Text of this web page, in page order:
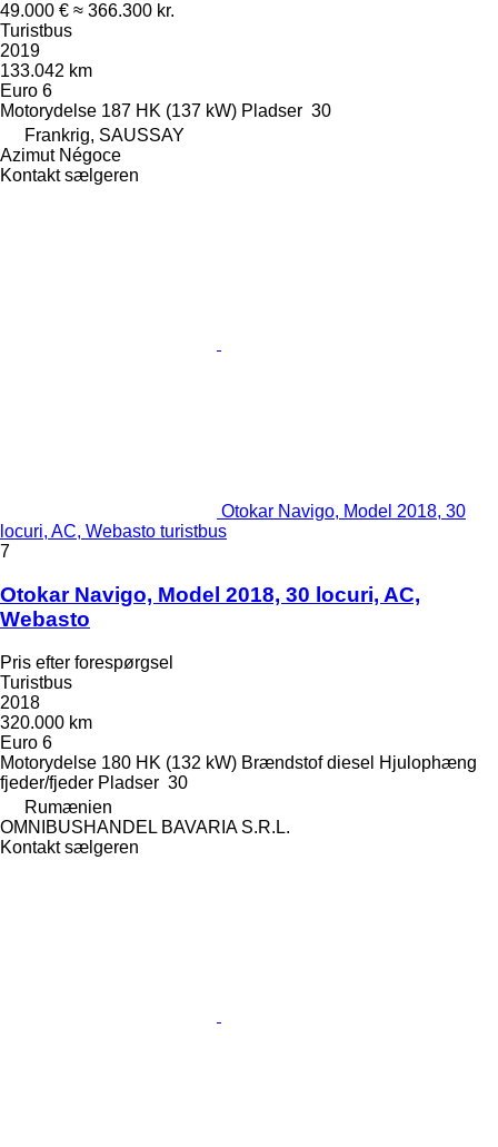
49.000 € ≈ 366.300 kr.
Turistbus
2019
133.042 km
Euro 6
Motorydelse 187 HK (137 kW) Pladser 30
Frankrig, SAUSSAY
Azimut Négoce
Kontakt sælgeren
Otokar Navigo, Model 2018, 30
locuri, AC, Webasto turistbus
7
Otokar Navigo, Model 2018, 30 locuri, AC,
Webasto
Pris efter forespørgsel
Turistbus
2018
320.000 km
Euro 6
Motorydelse 180 HK (132 kW) Brændstof diesel Hjulophæng
fjeder/fjeder Pladser 30
Rumænien
OMNIBUSHANDEL BAVARIA S.R.L.
Kontakt sælgeren